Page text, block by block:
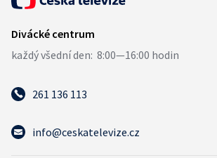
261 136 113
info@ceskatelevize.cz